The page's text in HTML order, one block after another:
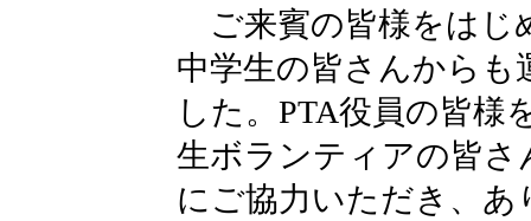
ご来賓の皆様をはじ
中学生の皆さんから
した。PTA役員の皆様
生ボランティアの皆さ
にご協力いただき、